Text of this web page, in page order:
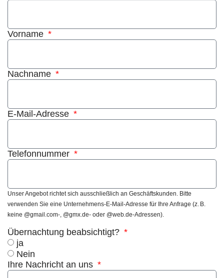
Vorname
Nachname
E-Mail-Adresse
Telefonnummer
Unser Angebot richtet sich ausschließlich an Geschäftskunden. Bitte
verwenden Sie eine Unternehmens-E-Mail-Adresse für Ihre Anfrage (z. B.
keine @gmail.com-, @gmx.de- oder @web.de-Adressen).
Übernachtung beabsichtigt?
ja
Nein
Ihre Nachricht an uns